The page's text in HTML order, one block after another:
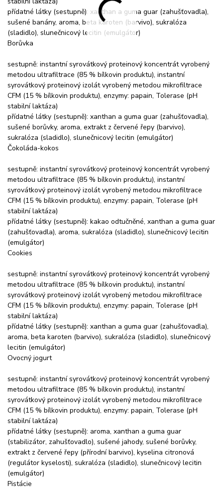
přídatné látky (sestupně): xanthan a guma guar (zahušťovadla),
sušené banány, aroma, beta karoten (barvivo), sukralóza
(sladidlo), slunečnicový lecitin (emulgátor)
Borůvka
sestupně: instantní syrovátkový proteinový koncentrát vyrobený
metodou ultrafiltrace (85 % bílkovin produktu), instantní
syrovátkový proteinový izolát vyrobený metodou mikrofiltrace
CFM (15 % bílkovin produktu), enzymy: papain, Tolerase (pH
stabilní laktáza)
přídatné látky (sestupně): xanthan a guma guar (zahušťovadla),
sušené borůvky, aroma, extrakt z červené řepy (barvivo),
sukralóza (sladidlo), slunečnicový lecitin (emulgátor)
Čokoláda-kokos
sestupně: instantní syrovátkový proteinový koncentrát vyrobený
metodou ultrafiltrace (85 % bílkovin produktu), instantní
syrovátkový proteinový izolát vyrobený metodou mikrofiltrace
CFM (15 % bílkovin produktu), enzymy: papain, Tolerase (pH
stabilní laktáza)
přídatné látky (sestupně): kakao odtučněné, xanthan a guma guar
(zahušťovadla), aroma, sukralóza (sladidlo), slunečnicový lecitin
(emulgátor)
Cookies
sestupně: instantní syrovátkový proteinový koncentrát vyrobený
metodou ultrafiltrace (85 % bílkovin produktu), instantní
syrovátkový proteinový izolát vyrobený metodou mikrofiltrace
CFM (15 % bílkovin produktu), enzymy: papain, Tolerase (pH
stabilní laktáza)
přídatné látky (sestupně): xanthan a guma guar (zahušťovadla),
aroma, beta karoten (barvivo), sukralóza (sladidlo), slunečnicový
lecitin (emulgátor)
Ovocný jogurt
sestupně: instantní syrovátkový proteinový koncentrát vyrobený
metodou ultrafiltrace (85 % bílkovin produktu), instantní
syrovátkový proteinový izolát vyrobený metodou mikrofiltrace
CFM (15 % bílkovin produktu), enzymy: papain, Tolerase (pH
stabilní laktáza)
přídatné látky (sestupně): aroma, xanthan a guma guar
(stabilizátor, zahušťovadlo), sušené jahody, sušené borůvky,
extrakt z červené řepy (přírodní barvivo), kyselina citronová
(regulátor kyselosti), sukralóza (sladidlo), slunečnicový lecitin
(emulgátor)
Pistácie